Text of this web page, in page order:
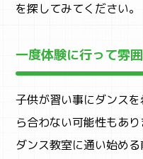
を探してみてください。
一度体験に行って雰
子供が習い事にダンス
ら合わない可能性もあり
ダンス教室に通い始め